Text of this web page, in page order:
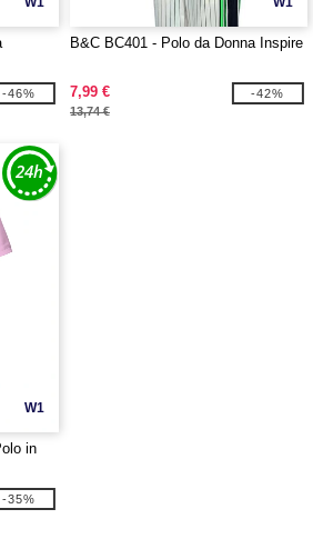
-46%
B&C BC401 - Polo da Donna Inspire
7,99 €
13,74 €
-42%
W1
in
-35%